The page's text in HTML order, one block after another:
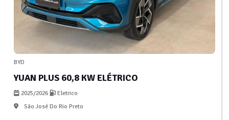
BYD
YUAN PLUS 60,8 KW ELÉTRICO
2025/2026
Eletrico
São José Do Rio Preto